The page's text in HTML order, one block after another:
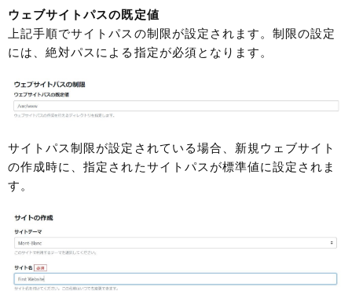
ウェブサイトパスの既定値
上記手順でサイトパスの制限が設定されます。制限の設定
には、絶対パスによる指定が必須となります。
サイトパス制限が設定されている場合、新規ウェブサイト
の作成時に、指定されたサイトパスが標準値に設定されま
す。